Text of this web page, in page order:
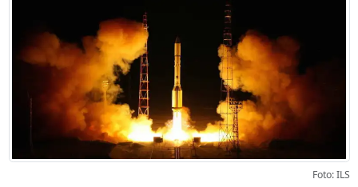
Foto: ILS